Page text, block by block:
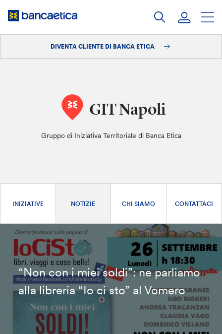
DIVENTA CLIENTE DI BANCA ETICA
GIT Napoli
Gruppo di Iniziativa Territoriale di Banca Etica
INIZIATIVE NOTIZIE CHI SIAMO CONTATTACI
“Non con i miei soldi”: ne parliamo
alla libreria “Io ci sto” al Vomero